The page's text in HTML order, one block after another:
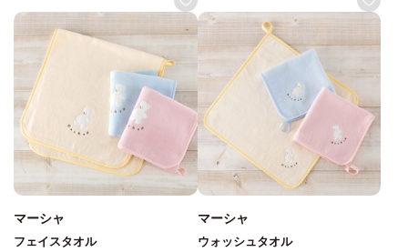
マーシャ
フェイスタオル
マーシャ
ウォッシュタオル